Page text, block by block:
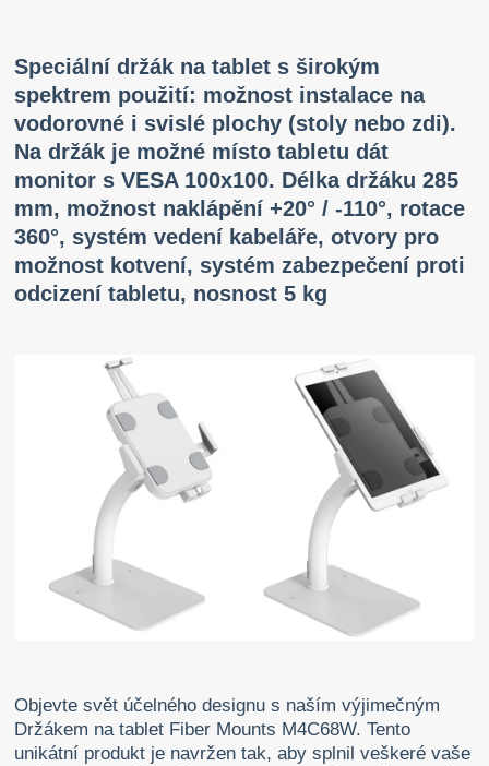
Speciální držák na tablet s širokým
spektrem použití: možnost instalace na
vodorovné i svislé plochy (stoly nebo zdi).
Na držák je možné místo tabletu dát
monitor s VESA 100x100. Délka držáku 285
mm, možnost naklápění +20° / -110°, rotace
360°, systém vedení kabeláře, otvory pro
možnost kotvení, systém zabezpečení proti
odcizení tabletu, nosnost 5 kg
Objevte svět účelného designu s naším výjimečným
Držákem na tablet Fiber Mounts M4C68W. Tento
unikátní produkt je navržen tak, aby splnil veškeré vaše